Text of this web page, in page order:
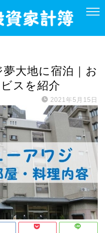
大地に宿泊｜お
スを紹介
2021年5月15日